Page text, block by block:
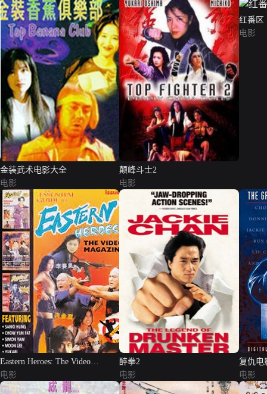
金装武术电影大全
电影
颠峰斗士2
电影
红番区
电影
Eastern Heroes: The Video
Magazine
电影
醉拳2
电影
复仇电
电影